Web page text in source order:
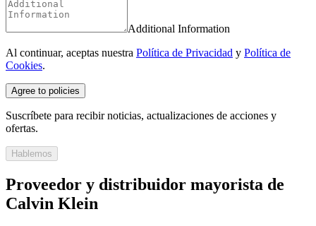
Additional Information
Al continuar, aceptas nuestra Política de Privacidad y Política de
Cookies.
Agree to policies
Suscríbete para recibir noticias, actualizaciones de acciones y
ofertas.
Hablemos
Proveedor y distribuidor mayorista de
Calvin Klein